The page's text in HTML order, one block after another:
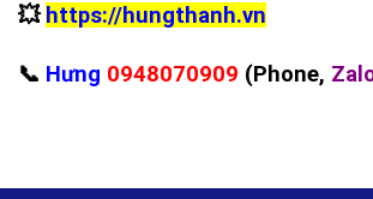
💥https://hungthanh.vn
📞 Hưng 0948070909 (Phone,